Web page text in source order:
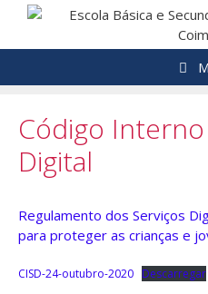
Saltar
o
Código
Digital
Regulamento dos Serviços
para proteger as crianças e
CISD-24-outubro-2020 Descarregar